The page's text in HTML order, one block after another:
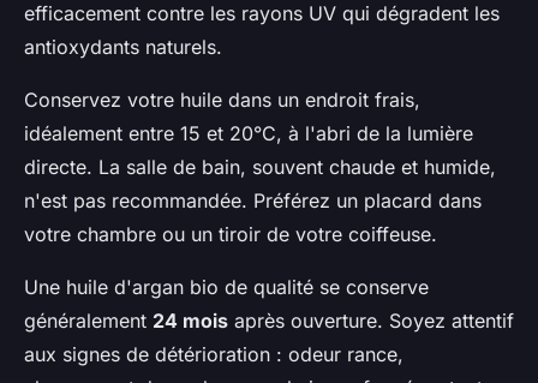
efficacement contre les rayons UV qui dégradent les
antioxydants naturels.
Conservez votre huile dans un endroit frais,
idéalement entre 15 et 20°C, à l'abri de la lumière
directe. La salle de bain, souvent chaude et humide,
n'est pas recommandée. Préférez un placard dans
votre chambre ou un tiroir de votre coiffeuse.
Une huile d'argan bio de qualité se conserve
généralement 24 mois après ouverture. Soyez attentif
aux signes de détérioration : odeur rance,